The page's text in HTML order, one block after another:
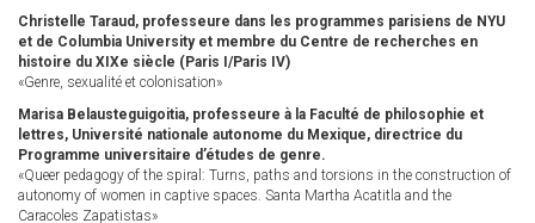
Christelle Taraud, professeure dans les programmes parisiens de NYU
et de Columbia University et membre du Centre de recherches en
histoire du XIXe siècle (Paris I/Paris IV)
«Genre, sexualité et colonisation»
Marisa Belausteguigoitia, professeure à la Faculté de philosophie et
lettres, Université nationale autonome du Mexique, directrice du
Programme universitaire d’études de genre.
«Queer pedagogy of the spiral: Turns, paths and torsions in the construction of
autonomy of women in captive spaces. Santa Martha Acatitla and the
Caracoles Zapatistas»